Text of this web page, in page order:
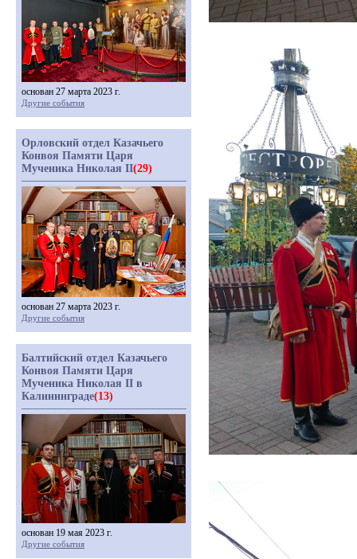
основан 27 марта 2023 г.
Другие события
Орловский отдел Казачьего
Конвоя Памяти Царя
Мученика Николая II(29)
основан 27 марта 2023 г.
Другие события
Балтийский отдел Казачьего
Конвоя Памяти Царя
Мученика Николая II в
Калининграде(13)
основан 19 мая 2023 г.
Другие события